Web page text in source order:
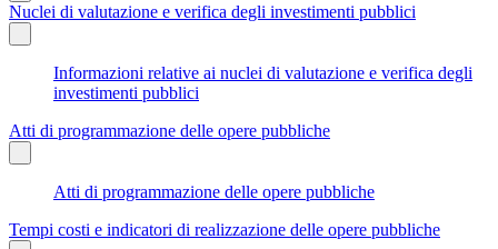
Nuclei di valutazione e verifica degli investimenti pubblici
Informazioni relative ai nuclei di valutazione e verifica degli
investimenti pubblici
Atti di programmazione delle opere pubbliche
Atti di programmazione delle opere pubbliche
Tempi costi e indicatori di realizzazione delle opere pubbliche